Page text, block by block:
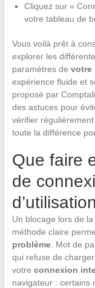
Cliquez sur «
votre tableau de
Vous voilà prêt à
explorer les
paramètres de votre
expérience fluide et
proposé par
des astuces pour
vérifier
toute la différence
Que faire
de
Un blocage lors de
méthode claire
problème. Mot de
qui refuse de
votre connexion
navigateur : certains